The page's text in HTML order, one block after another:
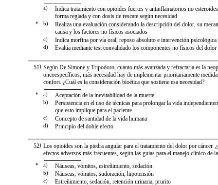
a)
Indica tratamiento con opioides fuertes y antinflamatorios no
forma reglada y con dosis de rescate según necesidad
* b)
Realiza una evaluación considerando la descripción del dolor, su
causa y los factores no físicos asociados
c) Indica morfina por vía oral, reposo absoluto e intervención psicológica
d) Evalúa mediante test convalidado los componentes no físicos del dolor
)
51 Según De Simone y Tripodoro, cuanto más avanzada y refractaria es la
oncoespecíficos, más necesidad hay de implementar prioritariamente
confort. ¿Cuál es la consideración bioética que sostiene esa necesidad?
* a) Aceptación de la inevitabilidad de la muerte
b)
Persistencia en el uso de técnicas para prolongar la vida
que esto implique para el paciente
c) Concepto de santidad de la vida humana
d) Principio del doble efecto
)
52 Los opioides son la piedra angular para el tratamiento del dolor por cáncer.
efectos adversos más frecuentes, según las guías para el manejo clínico de
* a) Náuseas, vómitos, estreñimiento, sedación
b) Náuseas, vómitos, sudoración, hipotensión
c) Estreñimiento, sedación, retención urinaria, prurito